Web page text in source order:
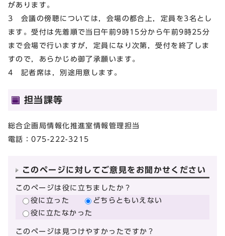
があります。
3 会議の傍聴については，会場の都合上，定員を3名とし
ます。受付は先着順で当日午前9時15分から午前9時25分
まで会場で行いますが，定員になり次第，受付を終了しま
すので，あらかじめ御了承願います。
4 記者席は，別途用意します。
担当課等
総合企画局情報化推進室情報管理担当
電話：075-222-3215
このページに対してご意見をお聞かせください
このページは役に立ちましたか？
役に立った
どちらともいえない
役に立たなかった
このページは見つけやすかったですか？